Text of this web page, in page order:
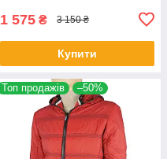
1 575 ₴ 3 150 ₴
Купити
Топ продажів –50%